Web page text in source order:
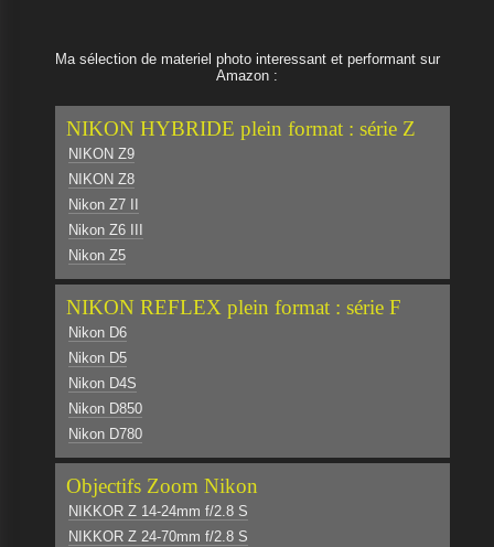
Ma sélection de materiel photo interessant et performant sur
Amazon :
NIKON HYBRIDE plein format : série Z
NIKON Z9
NIKON Z8
Nikon Z7 II
Nikon Z6 III
Nikon Z5
NIKON REFLEX plein format : série F
Nikon D6
Nikon D5
Nikon D4S
Nikon D850
Nikon D780
Objectifs Zoom Nikon
NIKKOR Z 14-24mm f/2.8 S
NIKKOR Z 24-70mm f/2.8 S